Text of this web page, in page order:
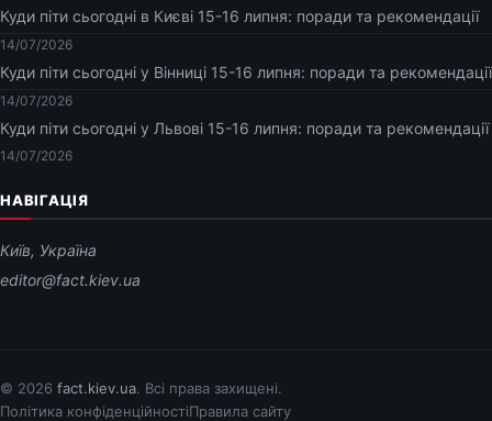
Куди піти сьогодні в Києві 15-16 липня: поради та рекомендації
14/07/2026
Куди піти сьогодні у Вінниці 15-16 липня: поради та рекомендації
14/07/2026
Куди піти сьогодні у Львові 15-16 липня: поради та рекомендації
14/07/2026
НАВІГАЦІЯ
Київ, Україна
editor@fact.kiev.ua
© 2026 fact.kiev.ua. Всі права захищені.
Політика конфіденційностіПравила сайту